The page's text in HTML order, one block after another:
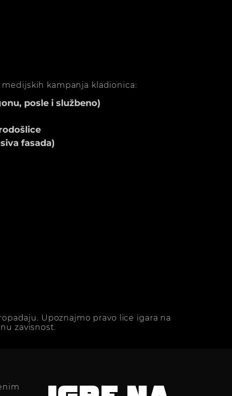
kampanja kladionica:
posle i službeno)
fasada)
Upoznajmo pravo lice igara na
zavisnost.